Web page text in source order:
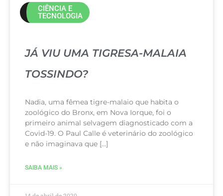
CIÊNCIA E
TECNOLOGIA
JÁ VIU UMA TIGRESA-MALAIA
TOSSINDO?
Nadia, uma fêmea tigre-malaio que habita o
zoológico do Bronx, em Nova Iorque, foi o
primeiro animal selvagem diagnosticado com a
Covid-19. O Paul Calle é veterinário do zoológico
e não imaginava que […]
SAIBA MAIS »